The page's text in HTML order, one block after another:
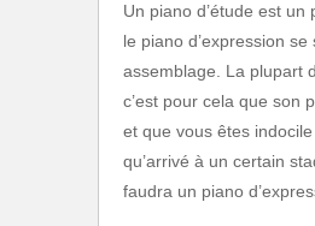
Un piano d’étude est
le piano d’expression
assemblage. La plupart
c’est pour cela que son
et que vous êtes
qu’arrivé à un certain
faudra un piano